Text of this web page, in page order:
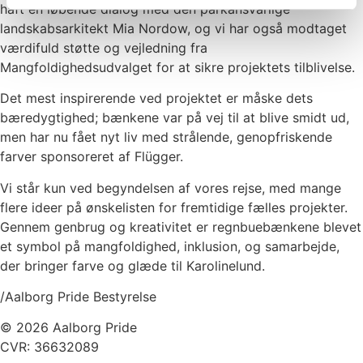
haft en løbende dialog med den parkansvarlige
landskabsarkitekt Mia Nordow, og vi har også modtaget
værdifuld støtte og vejledning fra
Mangfoldighedsudvalget for at sikre projektets tilblivelse.
Det mest inspirerende ved projektet er måske dets
bæredygtighed; bænkene var på vej til at blive smidt ud,
men har nu fået nyt liv med strålende, genopfriskende
farver sponsoreret af Flügger.
Vi står kun ved begyndelsen af vores rejse, med mange
flere ideer på ønskelisten for fremtidige fælles projekter.
Gennem genbrug og kreativitet er regnbuebænkene blevet
et symbol på mangfoldighed, inklusion, og samarbejde,
der bringer farve og glæde til Karolinelund.
/Aalborg Pride Bestyrelse
© 2026 Aalborg Pride
CVR: 36632089